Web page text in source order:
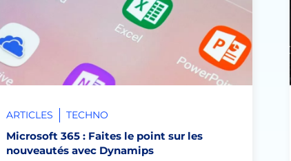
ARTICLES TECHNO
Microsoft 365 : Faites le point sur les
nouveautés avec Dynamips